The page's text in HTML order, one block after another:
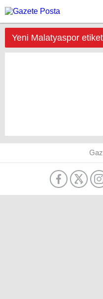
Yeni Malatyaspor